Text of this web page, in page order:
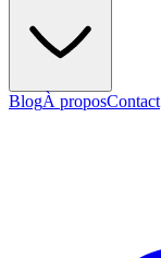
BlogÀ proposContact